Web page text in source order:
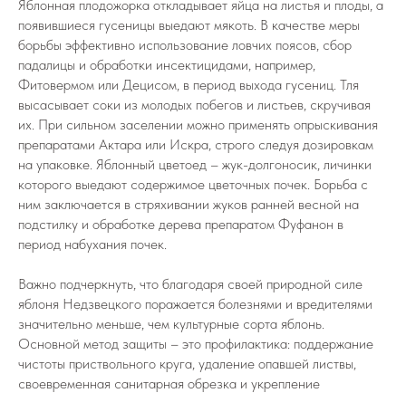
Яблонная плодожорка откладывает яйца на листья и плоды, а
появившиеся гусеницы выедают мякоть. В качестве меры
борьбы эффективно использование ловчих поясов, сбор
падалицы и обработки инсектицидами, например,
Фитовермом или Децисом, в период выхода гусениц. Тля
высасывает соки из молодых побегов и листьев, скручивая
их. При сильном заселении можно применять опрыскивания
препаратами Актара или Искра, строго следуя дозировкам
на упаковке. Яблонный цветоед – жук-долгоносик, личинки
которого выедают содержимое цветочных почек. Борьба с
ним заключается в стряхивании жуков ранней весной на
подстилку и обработке дерева препаратом Фуфанон в
период набухания почек.
Важно подчеркнуть, что благодаря своей природной силе
яблоня Недзвецкого поражается болезнями и вредителями
значительно меньше, чем культурные сорта яблонь.
Основной метод защиты – это профилактика: поддержание
чистоты приствольного круга, удаление опавшей листвы,
своевременная санитарная обрезка и укрепление